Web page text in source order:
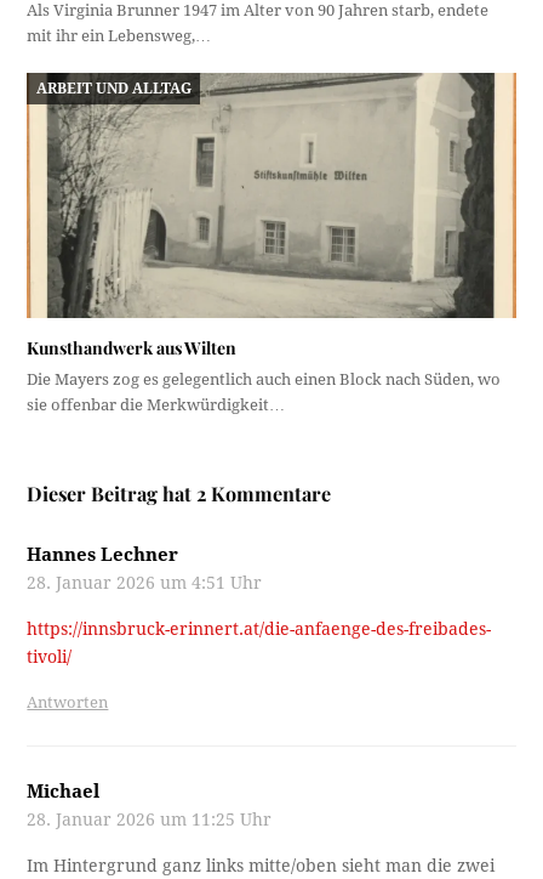
Als Virginia Brunner 1947 im Alter von 90 Jahren starb, endete
mit ihr ein Lebensweg,…
ARBEIT UND ALLTAG
Kunsthandwerk aus Wilten
Die Mayers zog es gelegentlich auch einen Block nach Süden, wo
sie offenbar die Merkwürdigkeit…
Dieser Beitrag hat 2 Kommentare
Hannes Lechner
28. Januar 2026 um 4:51 Uhr
https://innsbruck-erinnert.at/die-anfaenge-des-freibades-
tivoli/
Antworten
Michael
28. Januar 2026 um 11:25 Uhr
Im Hintergrund ganz links mitte/oben sieht man die zwei